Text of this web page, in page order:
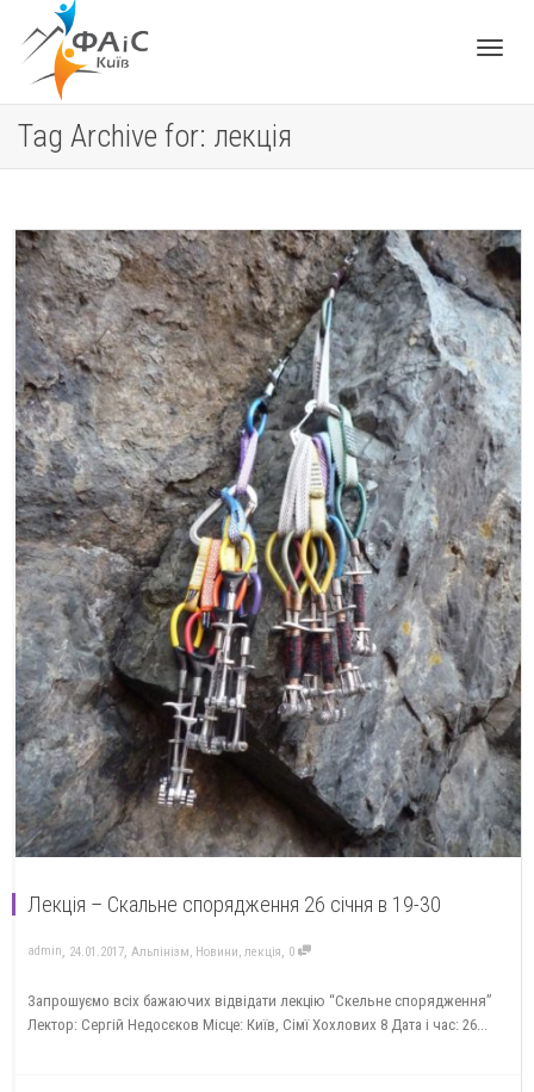
Tag Archive for: лекція
Лекція – Скальне спорядження 26 січня в 19-30
admin 24.01.2017 Альпінізм Новини лекція 0
Запрошуємо всіх бажаючих відвідати лекцію “Скельне спорядження”
Лектор: Сергій Недосєков Місце: Київ, Сімї Хохлових 8 Дата і час: 26...